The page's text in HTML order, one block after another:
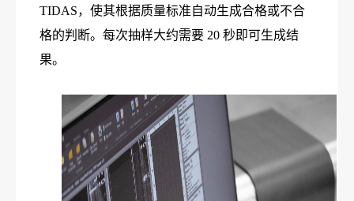
TIDAS，使其根据质量标准自动生成合格或不合
格的判断。每次抽样大约需要 20 秒即可生成结
果。